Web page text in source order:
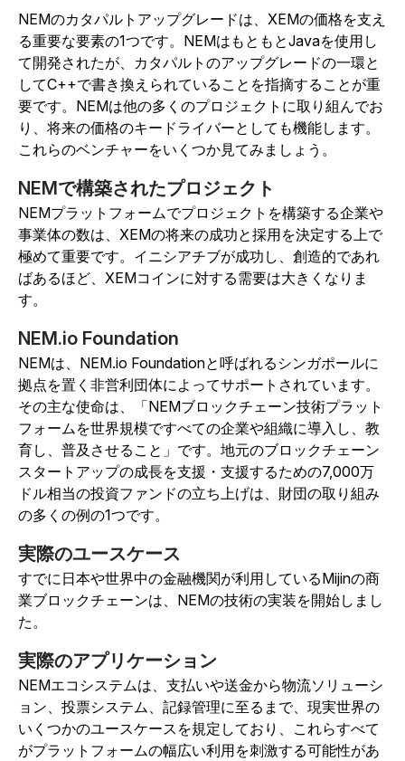
NEMのカタパルトアップグレードは、XEMの価格を支え
る重要な要素の1つです。NEMはもともとJavaを使用し
て開発されたが、カタパルトのアップグレードの一環と
してC++で書き換えられていることを指摘することが重
要です。NEMは他の多くのプロジェクトに取り組んでお
り、将来の価格のキードライバーとしても機能します。
これらのベンチャーをいくつか見てみましょう。
NEMで構築されたプロジェクト
NEMプラットフォームでプロジェクトを構築する企業や
事業体の数は、XEMの将来の成功と採用を決定する上で
極めて重要です。イニシアチブが成功し、創造的であれ
ばあるほど、XEMコインに対する需要は大きくなりま
す。
NEM.io Foundation
NEMは、NEM.io Foundationと呼ばれるシンガポールに
拠点を置く非営利団体によってサポートされています。
その主な使命は、「NEMブロックチェーン技術プラット
フォームを世界規模ですべての企業や組織に導入し、教
育し、普及させること」です。地元のブロックチェーン
スタートアップの成長を支援・支援するための7,000万
ドル相当の投資ファンドの立ち上げは、財団の取り組み
の多くの例の1つです。
実際のユースケース
すでに日本や世界中の金融機関が利用しているMijinの商
業ブロックチェーンは、NEMの技術の実装を開始しまし
た。
実際のアプリケーション
NEMエコシステムは、支払いや送金から物流ソリューシ
ョン、投票システム、記録管理に至るまで、現実世界の
いくつかのユースケースを規定しており、これらすべて
がプラットフォームの幅広い利用を刺激する可能性があ